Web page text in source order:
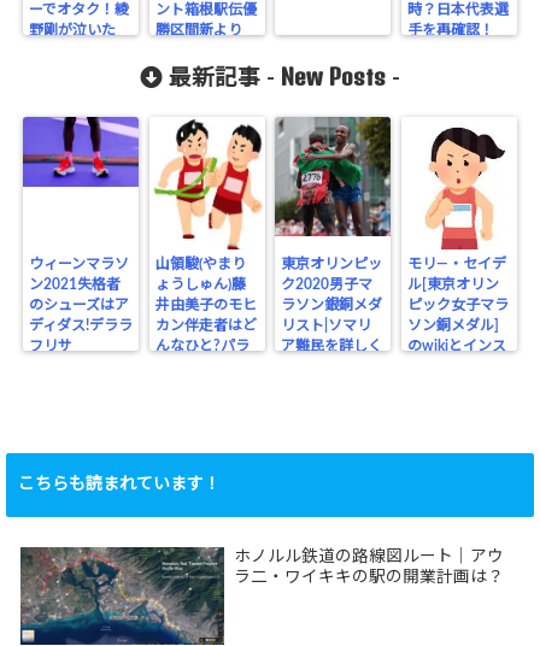
ーでオタク！綾
野剛が泣いた
ント箱根駅伝優
勝区間新より
時？日本代表選
手を再確認！
最新記事 - New Posts -
ウィーンマラソ
ン2021失格者
のシューズはア
ディダス!デララ
フリサ
山領駿(やまり
ょうしゅん)藤
井由美子のモヒ
カン伴走者はど
んなひと?パラ
東京オリンピッ
ク2020男子マ
ラソン銀銅メダ
リスト|ソマリ
ア難民を詳しく
モリ―・セイデ
ル[東京オリン
ピック女子マラ
ソン銅メダル]
のwikiとインス
こちらも読まれています！
ホノルル鉄道の路線図ルート｜アウ
ラ二・ワイキキの駅の開業計画は？